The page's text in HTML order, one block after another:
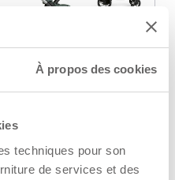
À propos des cookies
techniques pour son
de services et des
+ KLEUREN
€ 809,99